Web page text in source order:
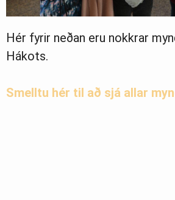
Hér fyrir neðan eru nokkrar
Hákots.
Smelltu hér til að sjá allar